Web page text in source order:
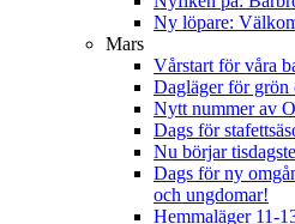
Ny löpare:
Mars
Vårstart för våra
Dagläger för
Nytt nummer av
Dags för
Nu börjar
Dags för ny
och ungdomar!
Hemmaläger 11-